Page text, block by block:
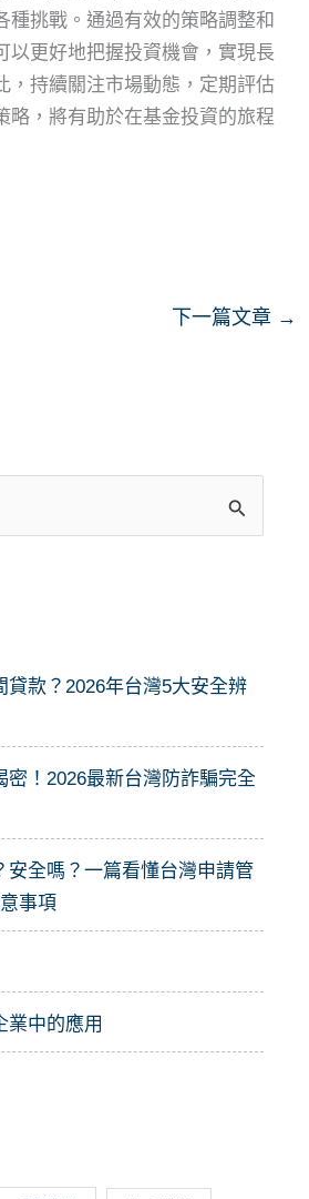
種挑戰。通過有效的策略調整和
以更好地把握投資機會，實現長
，持續關注市場動態，定期評估
略，將有助於在基金投資的旅程
下一篇文章 →
貸款？2026年台灣5大安全辨
密！2026最新台灣防詐騙完全
安全嗎？一篇看懂台灣申請管
事項
業中的應用